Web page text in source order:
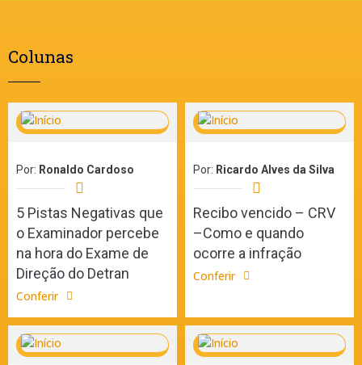
Colunas
Por: Ronaldo Cardoso
5 Pistas Negativas que
o Examinador percebe
na hora do Exame de
Direção do Detran
Conferir
Por: Ricardo Alves da Silva
Recibo vencido – CRV
–Como e quando
ocorre a infração
Conferir